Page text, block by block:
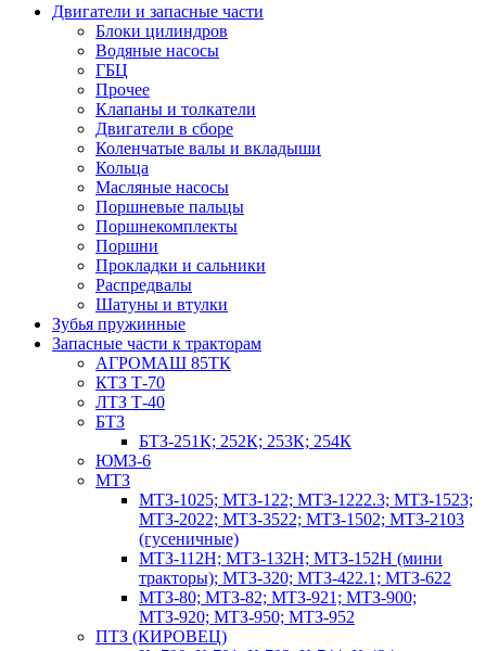
Двигатели и запасные части
Блоки цилиндров
Водяные насосы
ГБЦ
Прочее
Клапаны и толкатели
Двигатели в сборе
Коленчатые валы и вкладыши
Кольца
Масляные насосы
Поршневые пальцы
Поршнекомплекты
Поршни
Прокладки и сальники
Распредвалы
Шатуны и втулки
Зубья пружинные
Запасные части к тракторам
АГРОМАШ 85ТК
КТЗ Т-70
ЛТЗ Т-40
БТЗ
БТЗ-251К; 252К; 253К; 254К
ЮМЗ-6
МТЗ
МТЗ-1025; МТЗ-122; МТЗ-1222.3; МТЗ-1523;
МТЗ-2022; МТЗ-3522; МТЗ-1502; МТЗ-2103
(гусеничные)
МТЗ-112Н; МТЗ-132Н; МТЗ-152Н (мини
тракторы); МТЗ-320; МТЗ-422.1; МТЗ-622
МТЗ-80; МТЗ-82; МТЗ-921; МТЗ-900;
МТЗ-920; МТЗ-950; МТЗ-952
ПТЗ (КИРОВЕЦ)